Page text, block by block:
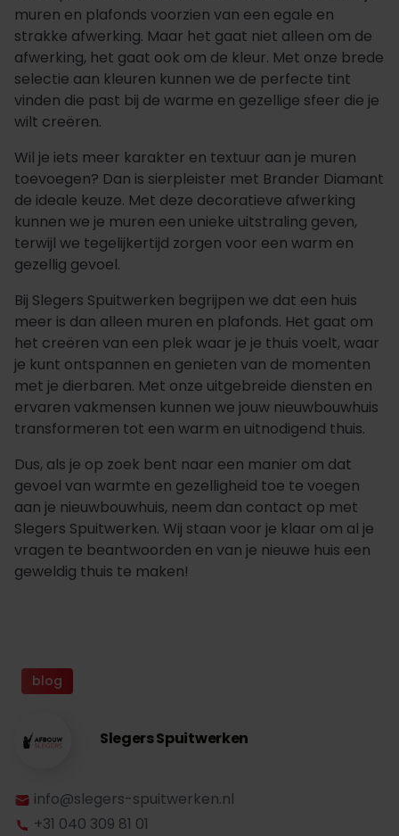
muren en plafonds voorzien van een egale en
strakke afwerking. Maar het gaat niet alleen om de
afwerking, het gaat ook om de kleur. Met onze brede
selectie aan kleuren kunnen we de perfecte tint
vinden die past bij de warme en gezellige sfeer die je
wilt creëren.
Wil je iets meer karakter en textuur aan je muren
toevoegen? Dan is sierpleister met Brander Diamant
de ideale keuze. Met deze decoratieve afwerking
kunnen we je muren een unieke uitstraling geven,
terwijl we tegelijkertijd zorgen voor een warm en
gezellig gevoel.
Bij Slegers Spuitwerken begrijpen we dat een huis
meer is dan alleen muren en plafonds. Het gaat om
het creëren van een plek waar je je thuis voelt, waar
je kunt ontspannen en genieten van de momenten
met je dierbaren. Met onze uitgebreide diensten en
ervaren vakmensen kunnen we jouw nieuwbouwhuis
transformeren tot een warm en uitnodigend thuis.
Dus, als je op zoek bent naar een manier om dat
gevoel van warmte en gezelligheid toe te voegen
aan je nieuwbouwhuis, neem dan contact op met
Slegers Spuitwerken. Wij staan voor je klaar om al je
vragen te beantwoorden en van je nieuwe huis een
geweldig thuis te maken!
blog
Slegers Spuitwerken
info@slegers-spuitwerken.nl
+31 040 309 81 01